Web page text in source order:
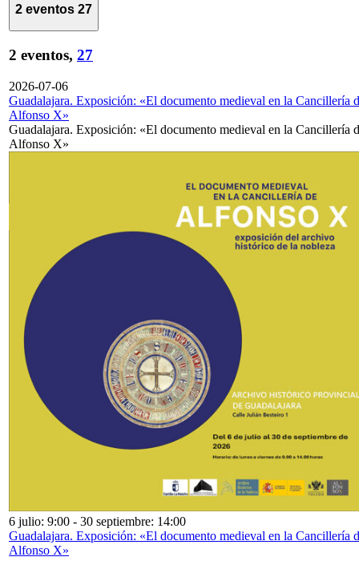
2 eventos 27
2 eventos, 27
2026-07-06
Guadalajara. Exposición: «El documento medieval en la Cancillería
Alfonso X»
Guadalajara. Exposición: «El documento medieval en la Cancillería
Alfonso X»
6 julio: 9:00 - 30 septiembre: 14:00
Guadalajara. Exposición: «El documento medieval en la Cancillería
Alfonso X»